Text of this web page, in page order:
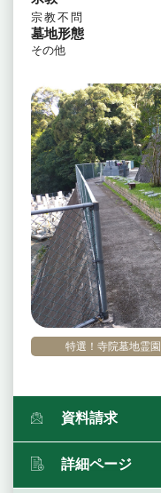
特選！寺院墓地霊園
宗教不問
墓地形態
その他
資料請求
詳細ページ